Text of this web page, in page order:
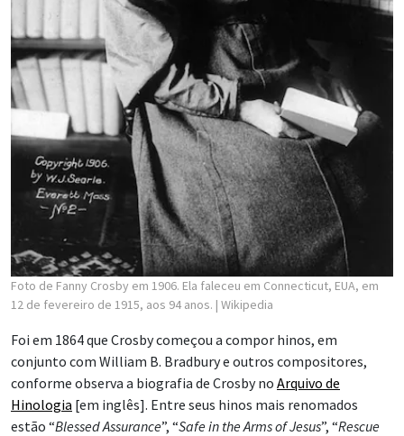
Foto de Fanny Crosby em 1906. Ela faleceu em Connecticut, EUA, em
12 de fevereiro de 1915, aos 94 anos. | Wikipedia
Foi em 1864 que Crosby começou a compor hinos, em
conjunto com William B. Bradbury e outros compositores,
conforme observa a biografia de Crosby no Arquivo de
Hinologia [em inglês]. Entre seus hinos mais renomados
estão “Blessed Assurance”, “Safe in the Arms of Jesus”, “Rescue